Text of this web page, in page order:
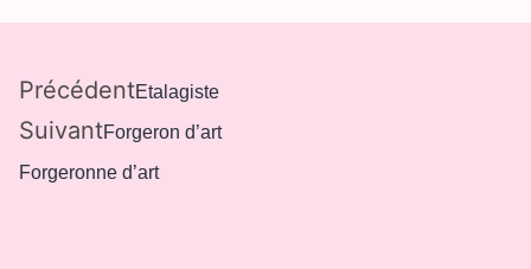
PrécédentEtalagiste
SuivantForgeron d’art
Forgeronne d’art